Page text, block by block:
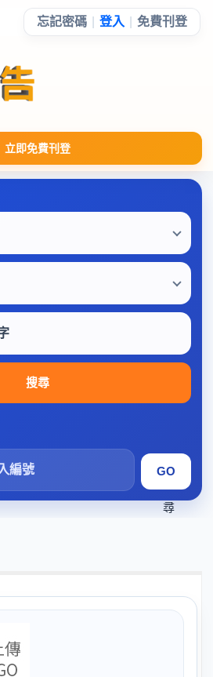
立即免費刊登
忘記密碼 登入 免費刊登
搜尋
搜
尋